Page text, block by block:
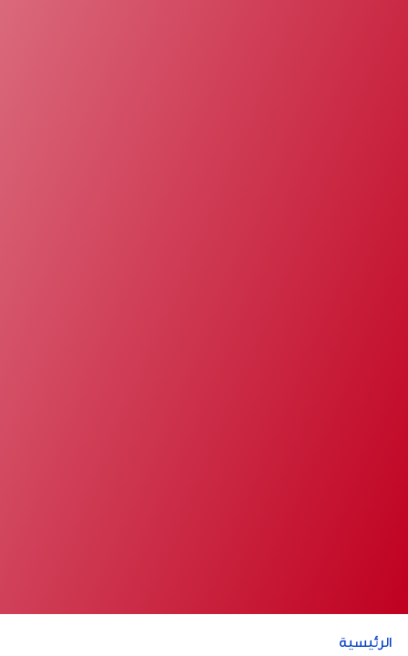
الرئيسية